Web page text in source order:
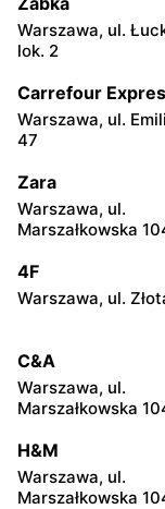
Cersanit
185
Cersanit
Cersanit
Kościuszki 16b
Cersanit
Nowodworska 9
Cersanit
Cersanit
Warszawa, ul.
lok. 2
Carrefour
Warszawa, ul.
47
Zara
Warszawa, ul.
Marszałkowska
4F
Warszawa, ul.
C&A
Warszawa, ul.
Marszałkowska
H&M
Warszawa, ul.
Marszałkowska